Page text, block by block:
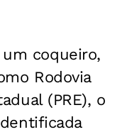
coqueiro,
Rodovia
(PRE), o